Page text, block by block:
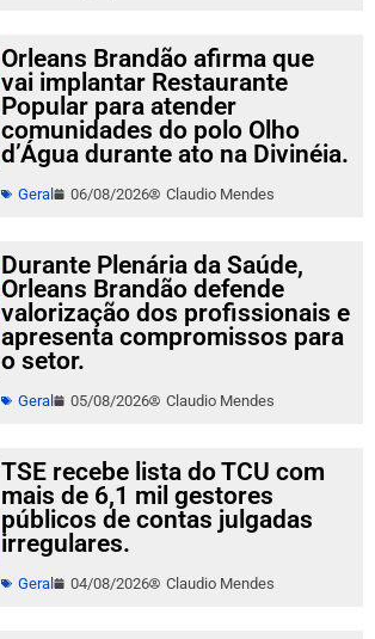
Orleans Brandão afirma que
vai implantar Restaurante
Popular para atender
comunidades do polo Olho
d’Água durante ato na Divinéia.
Geral 06/08/2026 Claudio Mendes
Durante Plenária da Saúde,
Orleans Brandão defende
valorização dos profissionais e
apresenta compromissos para
o setor.
Geral 05/08/2026 Claudio Mendes
TSE recebe lista do TCU com
mais de 6,1 mil gestores
públicos de contas julgadas
irregulares.
Geral 04/08/2026 Claudio Mendes